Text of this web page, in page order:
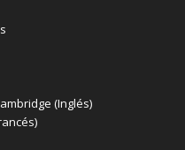
(Inglés)